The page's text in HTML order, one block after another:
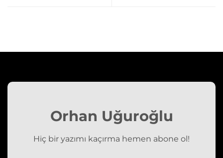
Orhan Uğuroğlu
Hiç bir yazımı kaçırma hemen abone ol!